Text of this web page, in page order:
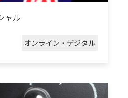
ャル
オンライン・デジタル